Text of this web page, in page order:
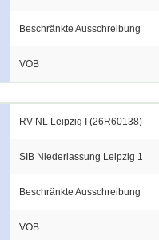
Beschränkte Ausschreibung
VOB
RV NL Leipzig I (26R60138)
SIB Niederlassung Leipzig 1
Beschränkte Ausschreibung
VOB